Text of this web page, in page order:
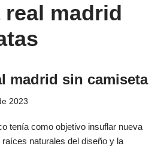
madrid
madrid sin camiseta
2023
tenía como objetivo insuflar nueva
naturales del diseño y la